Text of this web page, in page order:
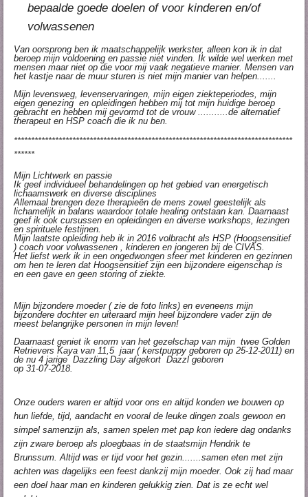
bepaalde goede doelen of voor kinderen en/of
volwassenen
Van oorsprong ben ik maatschappelijk werkster, alleen kon ik in dat
beroep mijn voldoening en passie niet vinden. Ik wilde wel werken met
mensen maar niet op die voor mij vaak negatieve manier. Mensen van
het kastje naar de muur sturen is niet mijn manier van helpen.......
Mijn levensweg, levenservaringen, mijn eigen ziekteperiodes, mijn
eigen genezing en opleidingen hebben mij tot mijn huidige beroep
gebracht en hebben mij gevormd tot de vrouw ...........de alternatief
therapeut en HSP coach die ik nu ben.
*********************************************************************************
******
Mijn Lichtwerk en passie
Ik geef individueel behandelingen op het gebied van energetisch
lichaamswerk en diverse disciplines
Allemaal brengen deze therapieën de mens zowel geestelijk als
lichamelijk in balans waardoor totale healing ontstaan kan. Daarnaast
geef ik ook cursussen en opleidingen en diverse workshops, lezingen
en spirituele festijnen.
Mijn laatste opleiding heb ik in 2016 volbracht als HSP (Hoogsensitief
) coach voor volwassenen , kinderen en jongeren bij de CIVAS.
Het liefst werk ik in een ongedwongen sfeer met kinderen en gezinnen
om hen te leren dat Hoogsensitief zijn een bijzondere eigenschap is
en een gave en geen storing of ziekte.
Mijn bijzondere moeder ( zie de foto links) en eveneens mijn
bijzondere dochter en uiteraard mijn heel bijzondere vader zijn de
meest belangrijke personen in mijn leven!
Daarnaast geniet ik enorm van het gezelschap van mijn twee Golden
Retrievers Kaya van 11,5 jaar ( kerstpuppy geboren op 25-12-2011) en
de nu 4 jarige Dazzling Day afgekort Dazzl geboren
op 31-07-2018.
Onze ouders waren er altijd voor ons en altijd konden we bouwen op
hun liefde, tijd, aandacht en vooral de leuke dingen zoals gewoon en
simpel samenzijn als, samen spelen met pap kon iedere dag ondanks
zijn zware beroep als ploegbaas in de staatsmijn Hendrik te
Brunssum. Altijd was er tijd voor het gezin.......samen eten met zijn
achten was dagelijks een feest dankzij mijn moeder. Ook zij had maar
een doel haar man en kinderen gelukkig zien. Dat is ze echt wel